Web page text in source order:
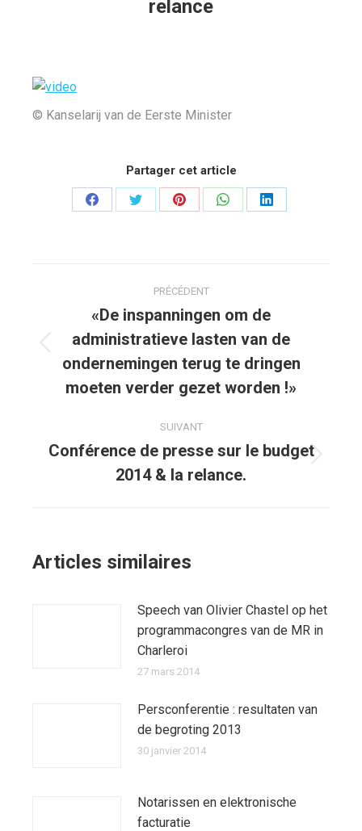
relance
© Kanselarij van de Eerste Minister
Partager cet article
PartagerPartagerPartagerPartagerPartager
Navigation
article
PRÉCÉDENT
précédent
:
«De inspanningen om de
administratieve lasten van de
ondernemingen terug te dringen
moeten verder gezet worden !»
SUIVANT
suivant
Conférence de presse sur le budget
2014 & la relance.
Articles similaires
Speech van Olivier Chastel op het
programmacongres van de MR in
Charleroi
27 mars 2014
Persconferentie : resultaten van
de begroting 2013
30 janvier 2014
Notarissen en elektronische
facturatie